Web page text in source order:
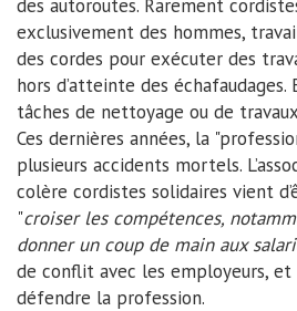
des autoroutes. Rarement
exclusivement des hommes,
des cordes pour exécuter des
hors d’atteinte des
tâches de nettoyage ou de
Ces dernières années, la
plusieurs accidents mortels.
colère cordistes solidaires vient
"croiser les compétences,
donner un coup de main aux
de conflit avec les employeurs,
défendre la profession.